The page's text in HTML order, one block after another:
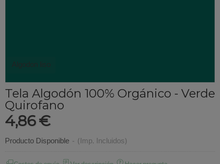
Algodon liso
Tela Algodón 100% Orgánico - Verde
Quirofano
4,86 €
Producto Disponible - (Imp. Incluidos)